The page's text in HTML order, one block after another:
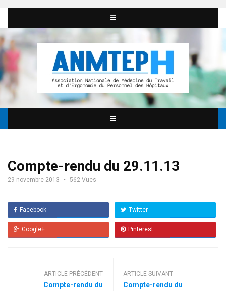
Compte-rendu du 29.11.13
29 novembre 2013 562 Vues
Facebook Twitter
Google+ Pinterest
ARTICLE PRÉCÉDENT
Compte-rendu du
ARTICLE SUIVANT
Compte-rendu du